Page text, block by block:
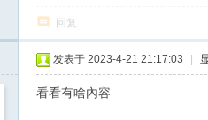
回复
发表于 2023-4-21 21:17:03
看看有啥內容